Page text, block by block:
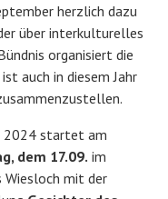
herzlich dazu
über interkulturelles
organisiert die
auch in diesem Jahr
2024 startet am
dem 17.09. im
Wiesloch mit der